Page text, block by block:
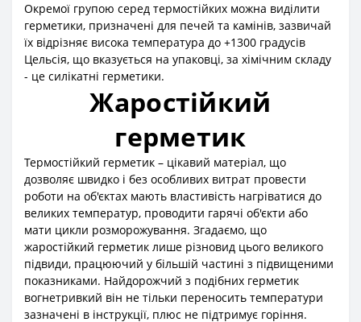
Окремої групою серед термостійких можна виділити
герметики, призначені для печей та камінів, зазвичай
їх відрізняє висока температура до +1300 градусів
Цельсія, що вказується на упаковці, за хімічним складу
- це силікатні герметики.
Жаростійкий
герметик
Термостійкий герметик – цікавий матеріал, що
дозволяє швидко і без особливих витрат провести
роботи на об'єктах мають властивість нагріватися до
великих температур, проводити гарячі об'єкти або
мати цикли розморожування. Згадаємо, що
жаростійкий герметик лише різновид цього великого
підвиди, працюючий у більшій частині з підвищеними
показниками. Найдорожчий з подібних герметик
вогнетривкий він не тільки переносить температури
зазначені в інструкції, плюс не підтримує горіння.